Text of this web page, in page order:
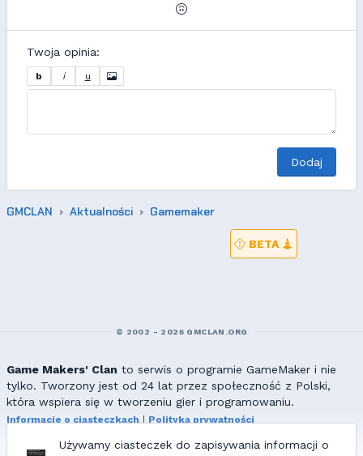
Twoja opinia:
b i u
Dodaj
GMCLAN Aktualności Gamemaker
Używamy ciasteczek do zapisywania informacji o
BETA
© 2002 - 2026 GMCLAN.ORG
Game Makers' Clan to serwis o programie GameMaker i nie
tylko. Tworzony jest od 24 lat przez społeczność z Polski,
która wspiera się w tworzeniu gier i programowaniu.
Informacje o ciasteczkach
Polityka prywatności
Wszelkie prawa zastrzeżone. Kopiowanie materiałów bez zgody